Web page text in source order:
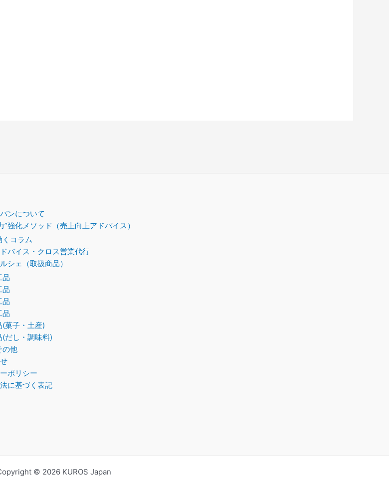
ンについて
”強化メソッド（売上向上アドバイス）
くコラム
バイス・クロス営業代行
シェ（取扱商品）
品
品
品
品
(菓子・土産)
(だし・調味料)
の他
ポリシー
に基づく表記
© 2026 KUROS Japan